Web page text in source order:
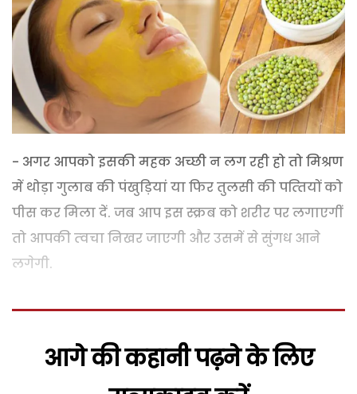
- अगर आपको इसकी महक अच्छी न लग रही हो तो मिश्रण
में थोड़ा गुलाब की पंखुड़ियां या फिर तुलसी की पत्‍तियों को
पीस कर मिला दें. जब आप इस स्‍क्रब को शरीर पर लगाएगीं
तो आपकी त्‍वचा निखर जाएगी और उसमें से सुंगध आने
लगेगी.
आगे की कहानी पढ़ने के लिए